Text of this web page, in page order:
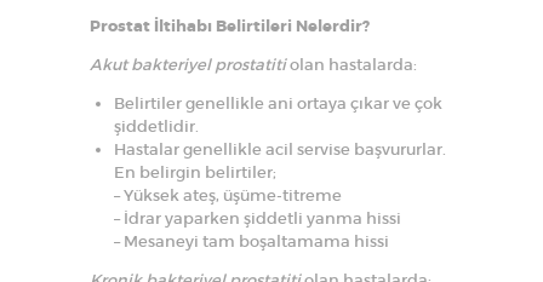
Prostat İltihabı Belirtileri Nelerdir?
Akut bakteriyel prostatitiolan hastalarda:
Belirtiler genellikle ani ortaya çıkar ve çok
şiddetlidir.
Hastalar genellikle acil servise başvururlar.
En belirgin belirtiler;
– Yüksek ateş, üşüme-titreme
– İdrar yaparken şiddetli yanma hissi
– Mesaneyi tam boşaltamama hissi